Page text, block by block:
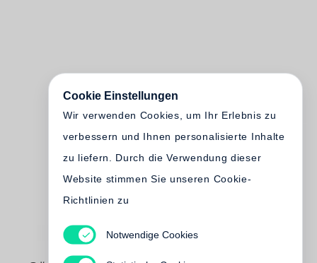
Cookie Einstellungen
Wir verwenden Cookies, um Ihr Erlebnis zu
verbessern und Ihnen personalisierte Inhalte
zu liefern. Durch die Verwendung dieser
Website stimmen Sie unseren Cookie-
Richtlinien zu
Notwendige Cookies